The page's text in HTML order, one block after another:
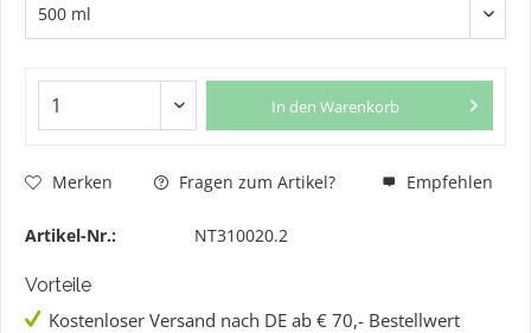
In den Warenkorb
Merken Fragen zum Artikel? Empfehlen
Artikel-Nr.: NT310020.2
Vorteile
Kostenloser Versand nach DE ab € 70,- Bestellwert